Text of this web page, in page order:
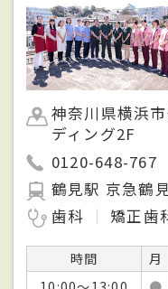
神奈川県横浜
ディング2F
0120-648-767
鶴見駅 京急鶴
歯科
矯正歯
時間 月